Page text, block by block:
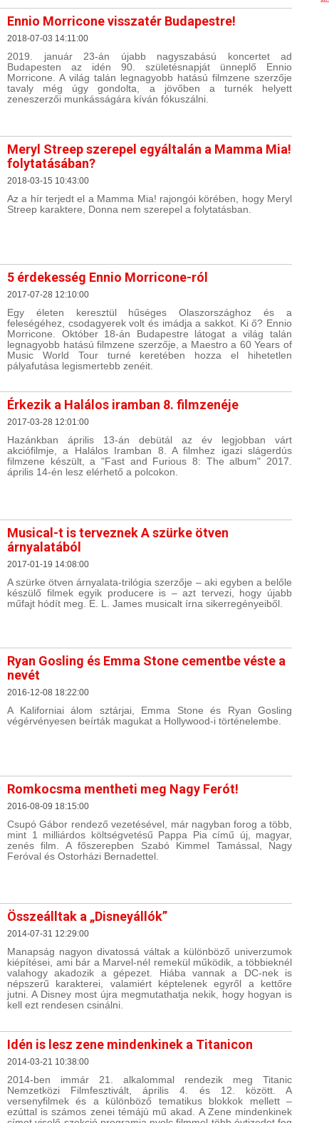
Ennio Morricone visszatér Budapestre!
2018-07-03 14:11:00
2019. január 23-án újabb nagyszabású koncertet ad
Budapesten az idén 90. születésnapját ünneplő Ennio
Morricone. A világ talán legnagyobb hatású filmzene szerzője
tavaly még úgy gondolta, a jövőben a turnék helyett
zeneszerzői munkásságára kíván fókuszálni.
Meryl Streep szerepel egyáltalán a Mamma Mia!
folytatásában?
2018-03-15 10:43:00
Az a hír terjedt el a Mamma Mia! rajongói körében, hogy Meryl
Streep karaktere, Donna nem szerepel a folytatásban.
5 érdekesség Ennio Morricone-ról
2017-07-28 12:10:00
Egy életen keresztül hűséges Olaszországhoz és a
feleségéhez, csodagyerek volt és imádja a sakkot. Ki ő? Ennio
Morricone. Október 18-án Budapestre látogat a világ talán
legnagyobb hatású filmzene szerzője, a Maestro a 60 Years of
Music World Tour turné keretében hozza el hihetetlen
pályafutása legismertebb zenéit.
Érkezik a Halálos iramban 8. filmzenéje
2017-03-28 12:01:00
Hazánkban április 13-án debütál az év legjobban várt
akciófilmje, a Halálos Iramban 8. A filmhez igazi slágerdús
filmzene készült, a "Fast and Furious 8: The album" 2017.
április 14-én lesz elérhető a polcokon.
Musical-t is terveznek A szürke ötven
árnyalatából
2017-01-19 14:08:00
A szürke ötven árnyalata-trilógia szerzője – aki egyben a belőle
készülő filmek egyik producere is – azt tervezi, hogy újabb
műfajt hódít meg. E. L. James musicalt írna sikerregényeiből.
Ryan Gosling és Emma Stone cementbe véste a
nevét
2016-12-08 18:22:00
A Kaliforniai álom sztárjai, Emma Stone és Ryan Gosling
végérvényesen beírták magukat a Hollywood-i történelembe.
Romkocsma mentheti meg Nagy Ferót!
2016-08-09 18:15:00
Csupó Gábor rendező vezetésével, már nagyban forog a több,
mint 1 milliárdos költségvetésű Pappa Pia című új, magyar,
zenés film. A főszerepben Szabó Kimmel Tamással, Nagy
Feróval és Ostorházi Bernadettel.
Összeálltak a „Disneyállók”
2014-07-31 12:29:00
Manapság nagyon divatossá váltak a különböző univerzumok
kiépítései, ami bár a Marvel-nél remekül működik, a többieknél
valahogy akadozik a gépezet. Hiába vannak a DC-nek is
népszerű karakterei, valamiért képtelenek egyről a kettőre
jutni. A Disney most újra megmutathatja nekik, hogy hogyan is
kell ezt rendesen csinálni.
Idén is lesz zene mindenkinek a Titanicon
2014-03-21 10:38:00
2014-ben immár 21. alkalommal rendezik meg Titanic
Nemzetközi Filmfesztivált, április 4. és 12. között. A
versenyfilmek és a különböző tematikus blokkok mellett –
ezúttal is számos zenei témájú mű akad. A Zene mindenkinek